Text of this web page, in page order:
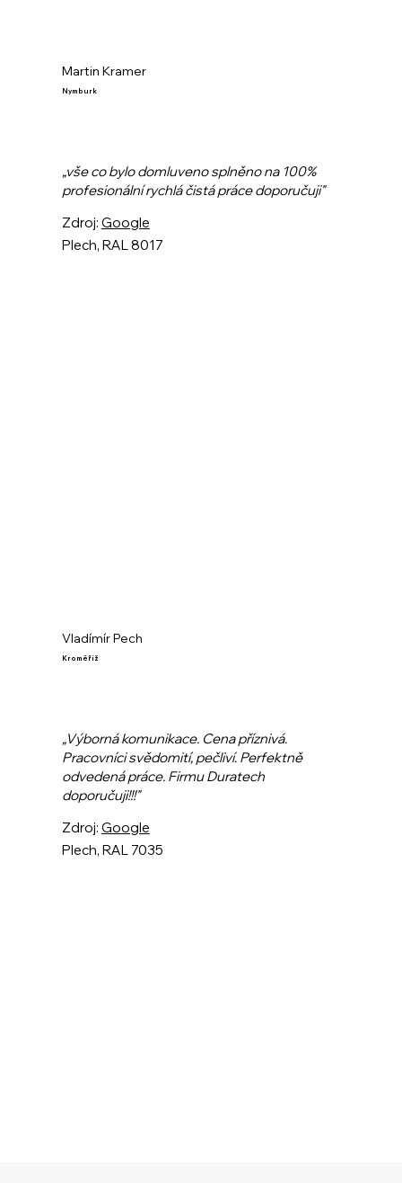
Martin Kramer
Nymburk
„vše co bylo domluveno splněno na 100%
profesionální rychlá čistá práce doporučuji"
Plech, RAL 8017
Zdroj: Google
Vladímír Pech
Kroměříž
„Výborná komunikace. Cena příznivá.
Pracovníci svědomití, pečliví. Perfektně
odvedená práce. Firmu Duratech
doporučuji!!!"
Plech, RAL 7035
Zdroj: Google